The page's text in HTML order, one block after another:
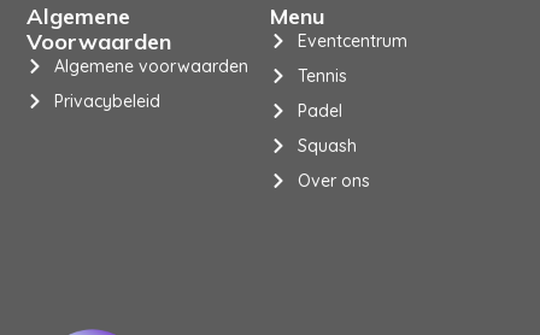
Menu
Eventcentrum
Tennis
Padel
Squash
Over ons
Algemene
Voorwaarden
Algemene voorwaarden
Privacybeleid